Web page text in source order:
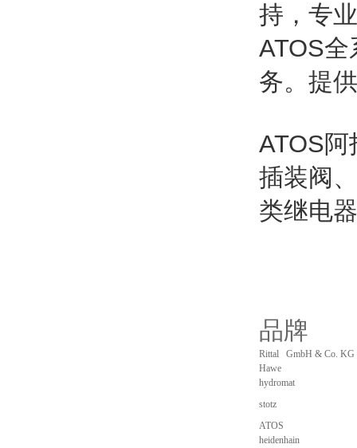
持，专
ATOS
务。提
ATOS
插装阀
类继电
品牌
Rittal GmbH & Co. KG
Hawe
hydromat
stotz
ATOS
heidenhain